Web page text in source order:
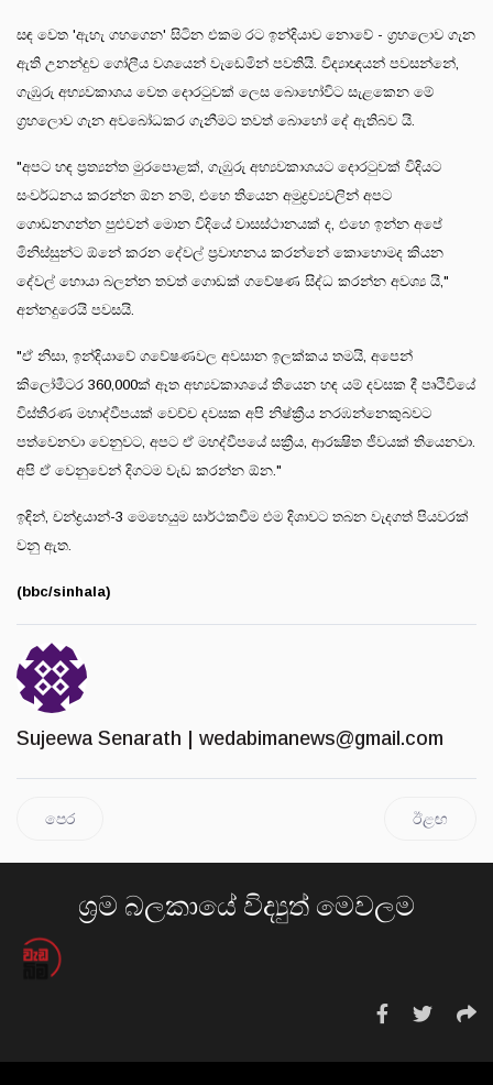
සඳ වෙත 'ඇහැ ගහගෙන' සිටින එකම රට ඉන්දියාව නොවේ - ග්‍රහලොව ගැන
ඇති උනන්දුව ගෝලීය වශයෙන් වැඩෙමින් පවතියි. විද්‍යාඥයන් පවසන්නේ,
ගැඹුරු අභ්‍යවකාශය වෙත දොරටුවක් ලෙස බොහෝවිට සැළකෙන මේ
ග්‍රහලොව ගැන අවබෝධකර ගැනීමට තවත් බොහෝ දේ ඇතිබව යි.
"අපට හඳ ප්‍රත්‍යන්ත මුරපොළක්, ගැඹුරු අභ්‍යවකාශයට දොරටුවක් විදියට
සංවර්ධනය කරන්න ඕන නම්, එහෙ තියෙන අමුද්‍රව්‍යවලින් අපට
ගොඩනගන්න පුළුවන් මොන විදියේ වාසස්ථානයක් ද, එහෙ ඉන්න අපේ
මිනිස්සුන්ට ඕනේ කරන දේවල් ප්‍රවාහනය කරන්නේ කොහොමද කියන
දේවල් හොයා බලන්න තවත් ගොඩක් ගවේෂණ සිද්ධ කරන්න අවශ්‍ය යි,"
අන්නදුරෙයි පවසයි.
"ඒ නිසා, ඉන්දියාවේ ගවේෂණවල අවසාන ඉලක්කය තමයි, අපෙන්
කිලෝමීටර 360,000ක් ඈත අභ්‍යවකාශයේ තියෙන හඳ යම් දවසක දී පෘථිවියේ
විස්තීරණ මහාද්වීපයක් වෙච්ච දවසක අපි නිෂ්ක්‍රීය නරඹන්නෙකුබවට
පත්වෙනවා වෙනුවට, අපට ඒ මහද්වීපයේ සක්‍රීය, ආරක්‍ෂිත ජීවයක් තියෙනවා.
අපි ඒ වෙනුවෙන් දිගටම වැඩ කරන්න ඕන."
ඉඳින්, චන්ද්‍රයාන්-3 මෙහෙයුම සාර්ථකවීම එම දිශාවට තබන වැදගත් පියවරක්
වනු ඇත.
(bbc/sinhala)
Sujeewa Senarath | wedabimanews@gmail.com
පෙර ඊළඟ
ශ්‍රම බලකායේ විද්‍යුත් මෙවලම